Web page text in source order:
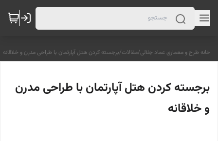
خانه طرح و معماری عماد جلالی/مقالات/برجسته کردن هتل آپارتمان با طراحی مدرن و خلاقانه
برجسته کردن هتل آپارتمان با طراحی مدرن
و خلاقانه